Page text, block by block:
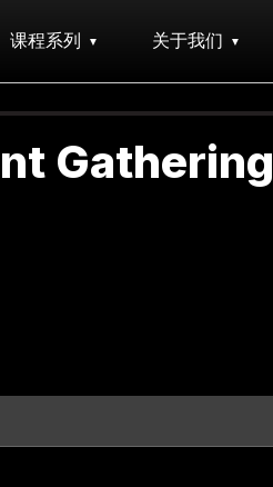
课程系列 关于我们